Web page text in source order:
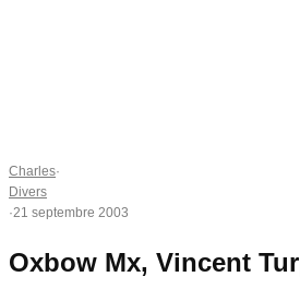
Charles·
Divers
·21 septembre 2003
Oxbow Mx, Vincent